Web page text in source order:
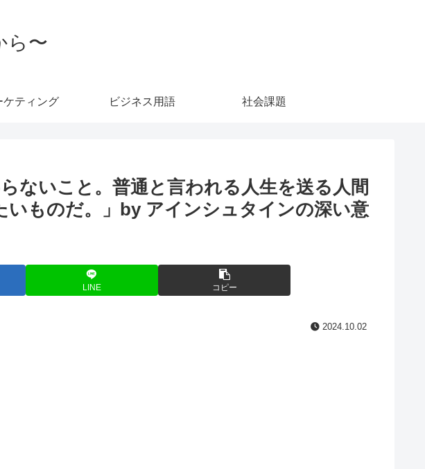
ら〜
ケティング ビジネス用語 社会課題
ないこと。普通と言われる人生を送る人間
ものだ。」by アインシュタインの深い意
LINE コピー
2024.10.02